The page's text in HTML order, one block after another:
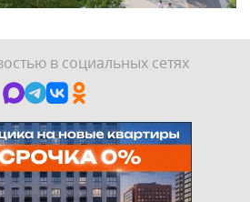
в социальных сетях